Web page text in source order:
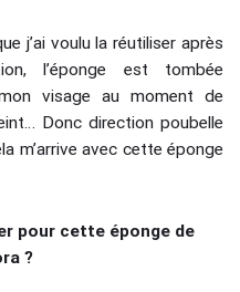
j’ai voulu la réutiliser après
l’éponge est tombée
visage au moment de
Donc direction poubelle
m’arrive avec cette éponge
pour cette éponge de
?